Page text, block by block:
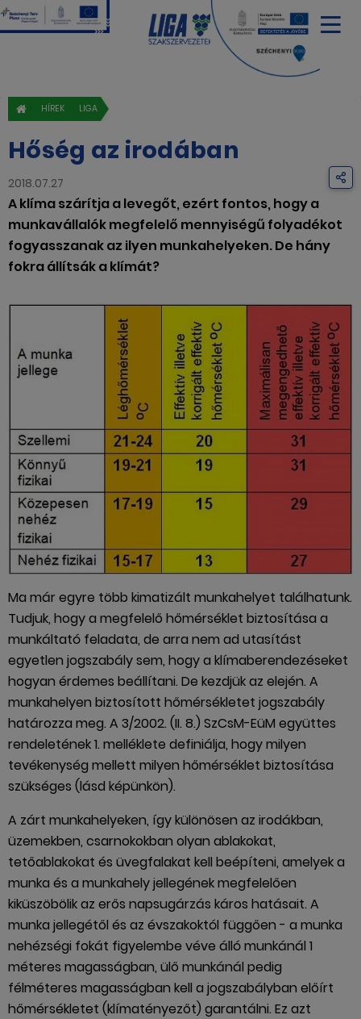
HÍREK LIGA
Hőség az irodában
2018.07.27
A klíma szárítja a levegőt, ezért fontos, hogy a
munkavállalók megfelelő mennyiségű folyadékot
fogyasszanak az ilyen munkahelyeken. De hány
fokra állítsák a klímát?
Ma már egyre több kimatizált munkahelyet találhatunk.
Tudjuk, hogy a megfelelő hőmérséklet biztosítása a
munkáltató feladata, de arra nem ad utasítást
egyetlen jogszabály sem, hogy a klímaberendezéseket
hogyan érdemes beállítani. De kezdjük az elején. A
munkahelyen biztosított hőmérsékletet jogszabály
határozza meg. A 3/2002. (II. 8.) SzCsM-EüM együttes
rendeletének 1. melléklete definiálja, hogy milyen
tevékenység mellett milyen hőmérséklet biztosítása
szükséges (lásd képünkön).
A zárt munkahelyeken, így különösen az irodákban,
üzemekben, csarnokokban olyan ablakokat,
tetőablakokat és üvegfalakat kell beépíteni, amelyek a
munka és a munkahely jellegének megfelelően
kiküszöbölik az erős napsugárzás káros hatásait. A
munka jellegétől és az évszakoktól függően - a munka
nehézségi fokát figyelembe véve álló munkánál 1
méteres magasságban, ülő munkánál pedig
félméteres magasságban kell a jogszabályban előírt
hőmérsékletet (klímatényezőt) garantálni. Ez azt